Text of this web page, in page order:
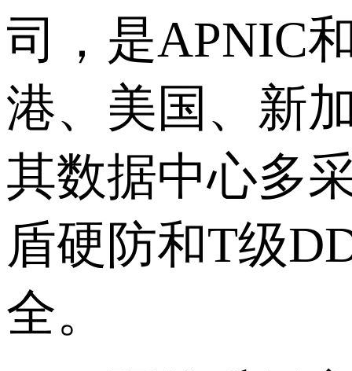
司，是APNIC
港、美国、新
其数据中心多
盾硬防和T级
全。